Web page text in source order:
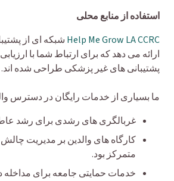
استفاده از منابع محلی
Help Me Grow LA CCRC شبکه ای از
ارائه می دهد که برای ارتباط شما با
پشتیبانی های غیر پزشکی طراحی شده اند.
ما بسیاری از خدمات رایگان در دسترس
غربالگری های رشدی برای رشد
کارگاه های والدین بر مدیریت
متمرکز بود.
خدمات حمایتی جامعه برای مداخله